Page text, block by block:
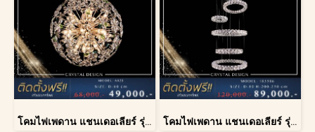
โคมไฟเพดาน แชนเดอเลียร์ รุ่น A028-D60 โคมไฟเพดาน แชนเดอเลียร์ รุ่น 183586